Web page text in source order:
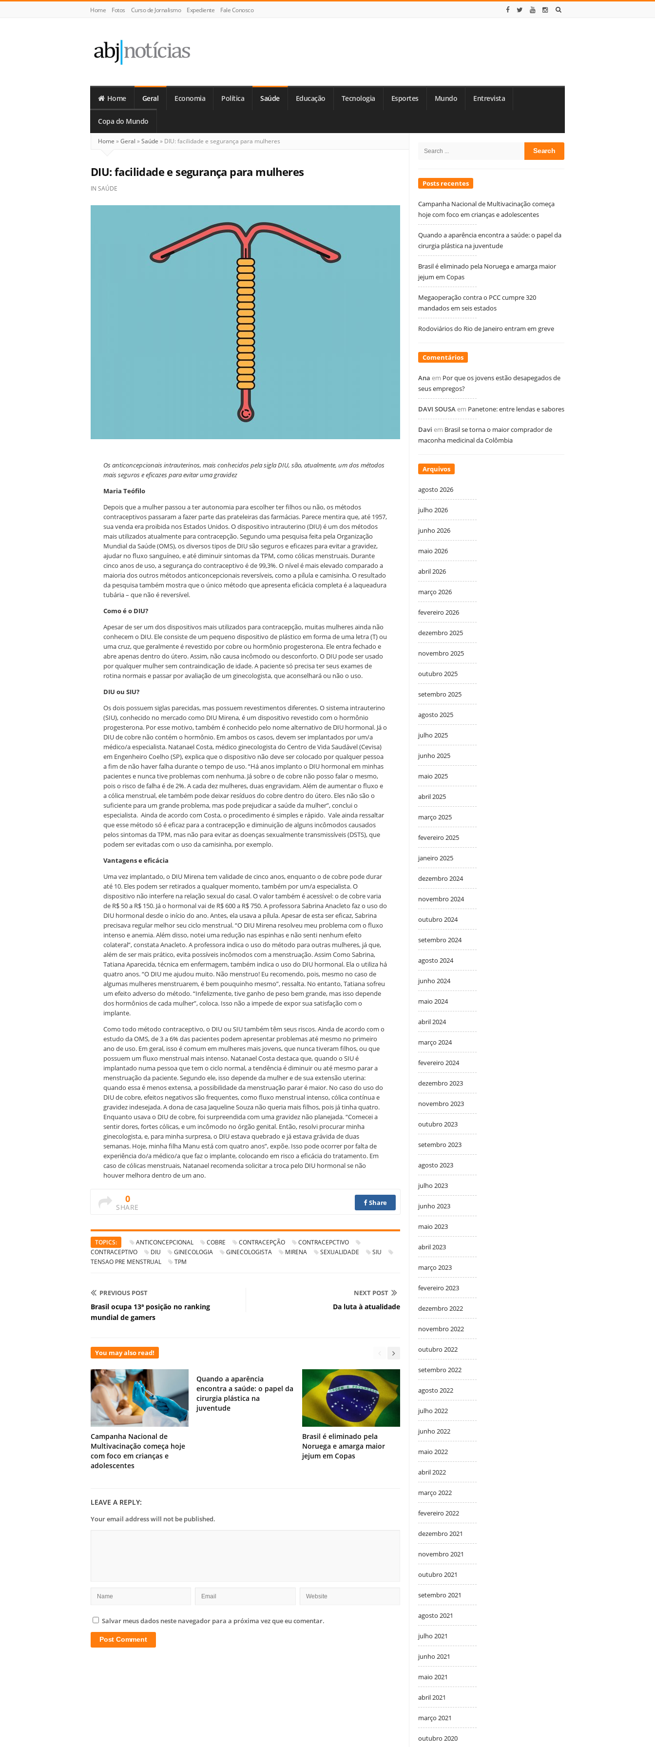
Home Fotos Curso de Jornalismo Expediente Fale Conosco
Notícias
Home Geral Economia Política Saúde Educação Tecnologia Esportes Mundo Entrevista
Copa do Mundo
Home »Geral »Saúde » DIU: facilidade e segurança para mulheres
DIU: facilidade e segurança para mulheres
IN SAÚDE
Os anticoncepcionais intrauterinos, mais conhecidos pela sigla DIU, são, atualmente, um dos métodos
mais seguros e eficazes para evitar uma gravidez
Maria Teófilo
Depois que a mulher passou a ter autonomia para escolher ter filhos ou não, os métodos
contraceptivos passaram a fazer parte das prateleiras das farmácias. Parece mentira que, até 1957,
sua venda era proibida nos Estados Unidos. O dispositivo intrauterino (DIU) é um dos métodos
mais utilizados atualmente para contracepção. Segundo uma pesquisa feita pela Organização
Mundial da Saúde (OMS), os diversos tipos de DIU são seguros e eficazes para evitar a gravidez,
ajudar no fluxo sanguíneo, e até diminuir sintomas da TPM, como cólicas menstruais. Durante
cinco anos de uso, a segurança do contraceptivo é de 99,3%. O nível é mais elevado comparado a
maioria dos outros métodos anticoncepcionais reversíveis, como a pílula e camisinha. O resultado
da pesquisa também mostra que o único método que apresenta eficácia completa é a laqueadura
tubária – que não é reversível.
Como é o DIU?
Apesar de ser um dos dispositivos mais utilizados para contracepção, muitas mulheres ainda não
conhecem o DIU. Ele consiste de um pequeno dispositivo de plástico em forma de uma letra (T) ou
uma cruz, que geralmente é revestido por cobre ou hormônio progesterona. Ele entra fechado e
abre apenas dentro do útero. Assim, não causa incômodo ou desconforto. O DIU pode ser usado
por qualquer mulher sem contraindicação de idade. A paciente só precisa ter seus exames de
rotina normais e passar por avaliação de um ginecologista, que aconselhará ou não o uso.
DIU ou SIU?
Os dois possuem siglas parecidas, mas possuem revestimentos diferentes. O sistema intrauterino
(SIU), conhecido no mercado como DIU Mirena, é um dispositivo revestido com o hormônio
progesterona. Por esse motivo, também é conhecido pelo nome alternativo de DIU hormonal. Já o
DIU de cobre não contém o hormônio. Em ambos os casos, devem ser implantados por um/a
médico/a especialista. Natanael Costa, médico ginecologista do Centro de Vida Saudável (Cevisa)
em Engenheiro Coelho (SP), explica que o dispositivo não deve ser colocado por qualquer pessoa
a fim de não haver falha durante o tempo de uso. “Há anos implanto o DIU hormonal em minhas
pacientes e nunca tive problemas com nenhuma. Já sobre o de cobre não posso falar o mesmo,
pois o risco de falha é de 2%. A cada dez mulheres, duas engravidam. Além de aumentar o fluxo e
a cólica menstrual, ele também pode deixar resíduos do cobre dentro do útero. Eles não são o
suficiente para um grande problema, mas pode prejudicar a saúde da mulher”, conclui o
especialista. Ainda de acordo com Costa, o procedimento é simples e rápido. Vale ainda ressaltar
que esse método só é eficaz para a contracepção e diminuição de alguns incômodos causados
pelos sintomas da TPM, mas não para evitar as doenças sexualmente transmissíveis (DSTS), que
podem ser evitadas com o uso da camisinha, por exemplo.
Vantagens e eficácia
Uma vez implantado, o DIU Mirena tem validade de cinco anos, enquanto o de cobre pode durar
até 10. Eles podem ser retirados a qualquer momento, também por um/a especialista. O
dispositivo não interfere na relação sexual do casal. O valor também é acessível: o de cobre varia
de R$ 50 a R$ 150. Já o hormonal vai de R$ 600 a R$ 750. A professora Sabrina Anacleto faz o uso do
DIU hormonal desde o início do ano. Antes, ela usava a pílula. Apesar de esta ser eficaz, Sabrina
precisava regular melhor seu ciclo menstrual. “O DIU Mirena resolveu meu problema com o fluxo
intenso e anemia. Além disso, notei uma redução nas espinhas e não senti nenhum efeito
colateral”, constata Anacleto. A professora indica o uso do método para outras mulheres, já que,
além de ser mais prático, evita possíveis incômodos com a menstruação. Assim Como Sabrina,
Tatiana Aparecida, técnica em enfermagem, também indica o uso do DIU hormonal. Ela o utiliza há
quatro anos. “O DIU me ajudou muito. Não menstruo! Eu recomendo, pois, mesmo no caso de
algumas mulheres menstruarem, é bem pouquinho mesmo”, ressalta. No entanto, Tatiana sofreu
um efeito adverso do método. “Infelizmente, tive ganho de peso bem grande, mas isso depende
dos hormônios de cada mulher”, coloca. Isso não a impede de expor sua satisfação com o
implante.
Como todo método contraceptivo, o DIU ou SIU também têm seus riscos. Ainda de acordo com o
estudo da OMS, de 3 a 6% das pacientes podem apresentar problemas até mesmo no primeiro
ano de uso. Em geral, isso é comum em mulheres mais jovens, que nunca tiveram filhos, ou que
possuem um fluxo menstrual mais intenso. Natanael Costa destaca que, quando o SIU é
implantado numa pessoa que tem o ciclo normal, a tendência é diminuir ou até mesmo parar a
menstruação da paciente. Segundo ele, isso depende da mulher e de sua extensão uterina:
quando essa é menos extensa, a possibilidade da menstruação parar é maior. No caso do uso do
DIU de cobre, efeitos negativos são frequentes, como fluxo menstrual intenso, cólica contínua e
gravidez indesejada. A dona de casa Jaqueline Souza não queria mais filhos, pois já tinha quatro.
Enquanto usava o DIU de cobre, foi surpreendida com uma gravidez não planejada. “Comecei a
sentir dores, fortes cólicas, e um incômodo no órgão genital. Então, resolvi procurar minha
ginecologista, e, para minha surpresa, o DIU estava quebrado e já estava grávida de duas
semanas. Hoje, minha filha Manu está com quatro anos”, expõe. Isso pode ocorrer por falta de
experiência do/a médico/a que faz o implante, colocando em risco a eficácia do tratamento. Em
caso de cólicas menstruais, Natanael recomenda solicitar a troca pelo DIU hormonal se não
houver melhora dentro de um ano.
0
SHARE
Share
TOPICS: ANTICONCEPCIONAL COBRE CONTRACEPÇÃO
CONTRACEPCTIVO
CONTRACEPTIVO
DIU GINECOLOGIA GINECOLOGISTA MIRENA SEXUALIDADE
SIU
TENSAO PRE MENSTRUAL
TPM
PREVIOUS POST
Brasil ocupa 13ª posição no ranking
mundial de gamers
NEXT POST
Da luta à atualidade
You may also read!
Campanha Nacional de
Multivacinação começa hoje
com foco em crianças e
adolescentes
Quando a aparência
encontra a saúde: o papel da
cirurgia plástica na
juventude
Brasil é eliminado pela
Noruega e amarga maior
jejum em Copas
LEAVE A REPLY:
Your email address will not be published.
Salvar meus dados neste navegador para a próxima vez que eu comentar.
Sidebar
Search
Posts recentes
Campanha Nacional de Multivacinação começa
hoje com foco em crianças e adolescentes
Quando a aparência encontra a saúde: o papel da
cirurgia plástica na juventude
Brasil é eliminado pela Noruega e amarga maior
jejum em Copas
Megaoperação contra o PCC cumpre 320
mandados em seis estados
Rodoviários do Rio de Janeiro entram em greve
Comentários
Ana em Por que os jovens estão desapegados de
seus empregos?
DAVI SOUSAem Panetone: entre lendas e sabores
Davi em Brasil se torna o maior comprador de
maconha medicinal da Colômbia
Arquivos
agosto 2026
julho 2026
junho 2026
maio 2026
abril 2026
março 2026
fevereiro 2026
dezembro 2025
novembro 2025
outubro 2025
setembro 2025
agosto 2025
julho 2025
junho 2025
maio 2025
abril 2025
março 2025
fevereiro 2025
janeiro 2025
dezembro 2024
novembro 2024
outubro 2024
setembro 2024
agosto 2024
junho 2024
maio 2024
abril 2024
março 2024
fevereiro 2024
dezembro 2023
novembro 2023
outubro 2023
setembro 2023
agosto 2023
julho 2023
junho 2023
maio 2023
abril 2023
março 2023
fevereiro 2023
dezembro 2022
novembro 2022
outubro 2022
setembro 2022
agosto 2022
julho 2022
junho 2022
maio 2022
abril 2022
março 2022
fevereiro 2022
dezembro 2021
novembro 2021
outubro 2021
setembro 2021
agosto 2021
julho 2021
junho 2021
maio 2021
abril 2021
março 2021
outubro 2020